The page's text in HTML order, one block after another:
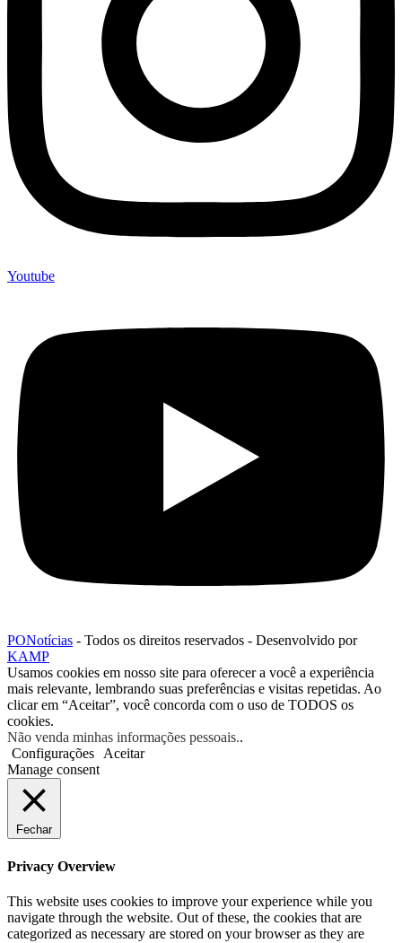
Youtube
PONotícias - Todos os direitos reservados - Desenvolvido por
KAMP
Usamos cookies em nosso site para oferecer a você a experiência
mais relevante, lembrando suas preferências e visitas repetidas. Ao
clicar em “Aceitar”, você concorda com o uso de TODOS os
cookies.
Não venda minhas informações pessoais..
Configurações Aceitar
Manage consent
Fechar
Privacy Overview
This website uses cookies to improve your experience while you
navigate through the website. Out of these, the cookies that are
categorized as necessary are stored on your browser as they are